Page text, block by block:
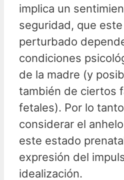
implica un
seguridad, que
perturbado
condiciones
de la madre (y
también de ciertos
fetales). Por lo
considerar el
este estado
expresión del
idealización.